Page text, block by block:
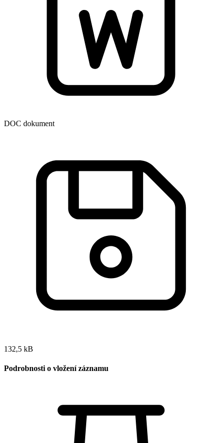
DOC dokument
132,5 kB
Podrobnosti o vložení záznamu